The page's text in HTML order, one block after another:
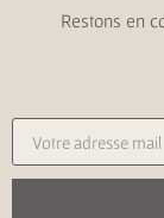
Restons en